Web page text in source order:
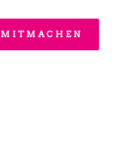
MITMACHEN